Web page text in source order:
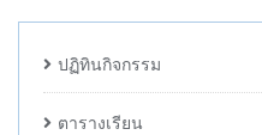
ปฏิทินกิจกรรม
ตารางเรียน